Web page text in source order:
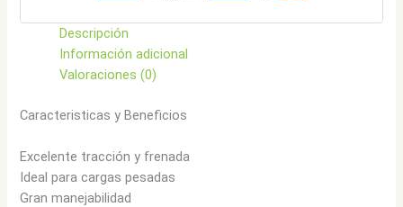
Descripción
Información adicional
Valoraciones (0)
Caracteristicas y Beneficios
Excelente tracción y frenada
Ideal para cargas pesadas
Gran manejabilidad